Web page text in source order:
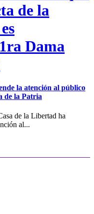
de la
Dama
la atención al público
de la Patria
de la Libertad ha
al...